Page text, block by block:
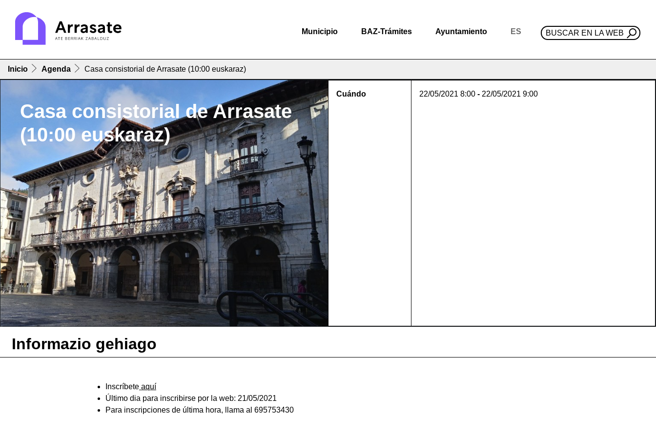
Municipio BAZ-Trámites Ayuntamiento ES BUSCAR EN LA WEB
Inicio Agenda Casa consistorial de Arrasate (10:00 euskaraz)
Casa consistorial de Arrasate
(10:00 euskaraz)
Cuándo 22/05/2021 8:00 - 22/05/2021 9:00
Informazio gehiago
Inscríbete aquí
Último dia para inscribirse por la web: 21/05/2021
Para inscripciones de última hora, llama al 695753430